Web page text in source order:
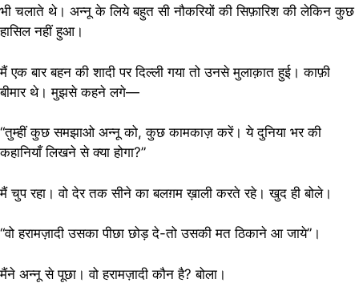
भी चलाते थे। अन्नू के लिये बहुत सी नौकरियों की सिफ़ारिश की लेकिन कुछ
हासिल नहीं हुआ।
मैं एक बार बहन की शादी पर दिल्ली गया तो उनसे मुलाक़ात हुई। काफ़ी
बीमार थे। मुझसे कहने लगे—
“तुम्हीं कुछ समझाओ अन्नू को, कुछ कामकाज़ करें। ये दुनिया भर की
कहानियाँ लिखने से क्या होगा?”
मैं चुप रहा। वो देर तक सीने का बलग़म ख़ाली करते रहे। खुद ही बोले।
“वो हरामज़ादी उसका पीछा छोड़ दे-तो उसकी मत ठिकाने आ जाये”।
मैंने अन्नू से पूछा। वो हरामज़ादी कौन है? बोला।